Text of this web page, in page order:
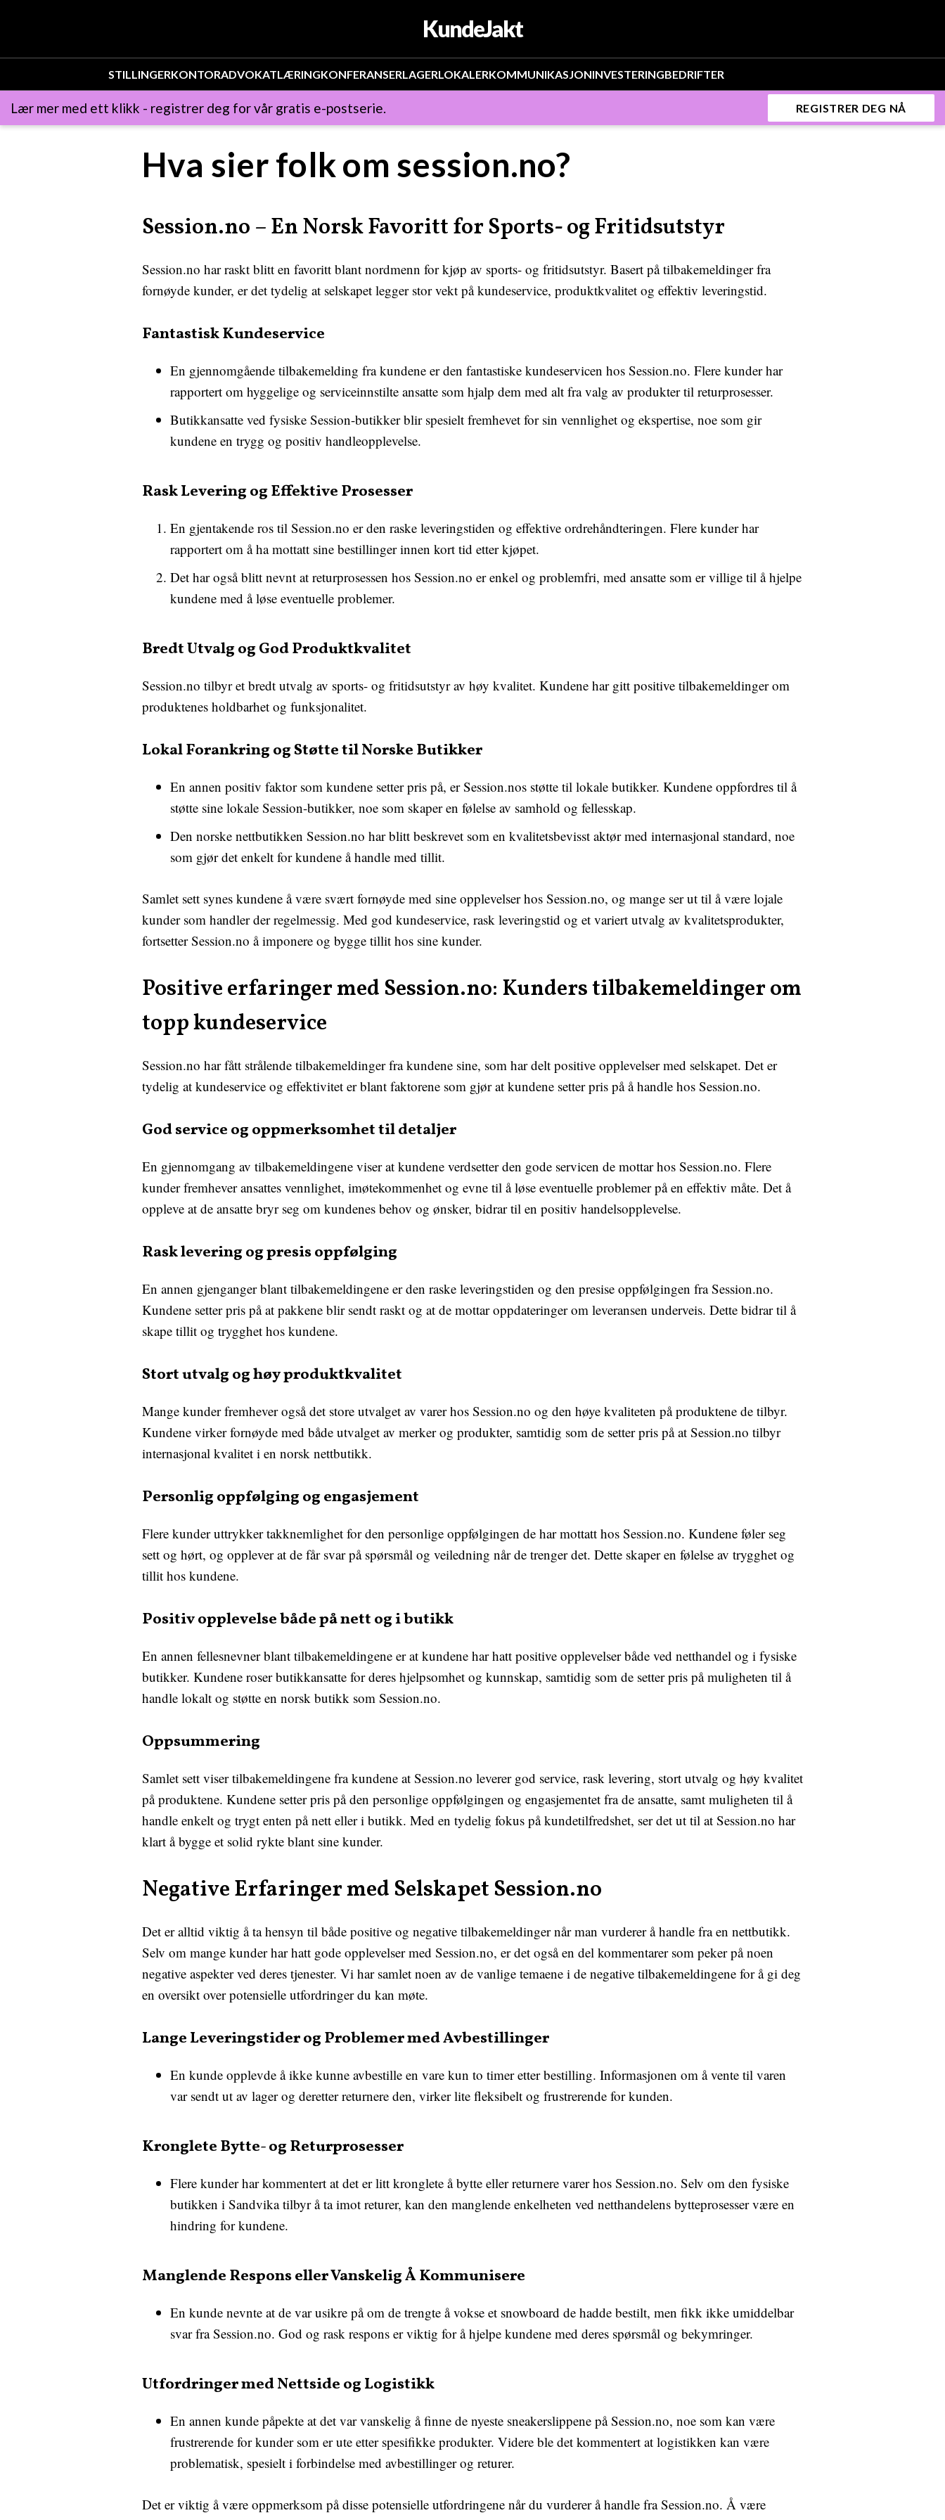
KundeJakt
STILLINGERKONTORADVOKATLÆRINGKONFERANSERLAGERLOKALERKOMMUNIKASJONINVESTERINGBEDRIFTER
Lær mer med ett klikk - registrer deg for vår gratis e-postserie. REGISTRER DEG NÅ
Hva sier folk om session.no?
Session.no – En Norsk Favoritt for Sports- og Fritidsutstyr
Session.no har raskt blitt en favoritt blant nordmenn for kjøp av sports- og fritidsutstyr. Basert på tilbakemeldinger fra
fornøyde kunder, er det tydelig at selskapet legger stor vekt på kundeservice, produktkvalitet og effektiv leveringstid.
Fantastisk Kundeservice
En gjennomgående tilbakemelding fra kundene er den fantastiske kundeservicen hos Session.no. Flere kunder har
rapportert om hyggelige og serviceinnstilte ansatte som hjalp dem med alt fra valg av produkter til returprosesser.
Butikkansatte ved fysiske Session-butikker blir spesielt fremhevet for sin vennlighet og ekspertise, noe som gir
kundene en trygg og positiv handleopplevelse.
Rask Levering og Effektive Prosesser
En gjentakende ros til Session.no er den raske leveringstiden og effektive ordrehåndteringen. Flere kunder har
rapportert om å ha mottatt sine bestillinger innen kort tid etter kjøpet.
Det har også blitt nevnt at returprosessen hos Session.no er enkel og problemfri, med ansatte som er villige til å hjelpe
kundene med å løse eventuelle problemer.
Bredt Utvalg og God Produktkvalitet
Session.no tilbyr et bredt utvalg av sports- og fritidsutstyr av høy kvalitet. Kundene har gitt positive tilbakemeldinger om
produktenes holdbarhet og funksjonalitet.
Lokal Forankring og Støtte til Norske Butikker
En annen positiv faktor som kundene setter pris på, er Session.nos støtte til lokale butikker. Kundene oppfordres til å
støtte sine lokale Session-butikker, noe som skaper en følelse av samhold og fellesskap.
Den norske nettbutikken Session.no har blitt beskrevet som en kvalitetsbevisst aktør med internasjonal standard, noe
som gjør det enkelt for kundene å handle med tillit.
Samlet sett synes kundene å være svært fornøyde med sine opplevelser hos Session.no, og mange ser ut til å være lojale
kunder som handler der regelmessig. Med god kundeservice, rask leveringstid og et variert utvalg av kvalitetsprodukter,
fortsetter Session.no å imponere og bygge tillit hos sine kunder.
Positive erfaringer med Session.no: Kunders tilbakemeldinger om
topp kundeservice
Session.no har fått strålende tilbakemeldinger fra kundene sine, som har delt positive opplevelser med selskapet. Det er
tydelig at kundeservice og effektivitet er blant faktorene som gjør at kundene setter pris på å handle hos Session.no.
God service og oppmerksomhet til detaljer
En gjennomgang av tilbakemeldingene viser at kundene verdsetter den gode servicen de mottar hos Session.no. Flere
kunder fremhever ansattes vennlighet, imøtekommenhet og evne til å løse eventuelle problemer på en effektiv måte. Det å
oppleve at de ansatte bryr seg om kundenes behov og ønsker, bidrar til en positiv handelsopplevelse.
Rask levering og presis oppfølging
En annen gjenganger blant tilbakemeldingene er den raske leveringstiden og den presise oppfølgingen fra Session.no.
Kundene setter pris på at pakkene blir sendt raskt og at de mottar oppdateringer om leveransen underveis. Dette bidrar til å
skape tillit og trygghet hos kundene.
Stort utvalg og høy produktkvalitet
Mange kunder fremhever også det store utvalget av varer hos Session.no og den høye kvaliteten på produktene de tilbyr.
Kundene virker fornøyde med både utvalget av merker og produkter, samtidig som de setter pris på at Session.no tilbyr
internasjonal kvalitet i en norsk nettbutikk.
Personlig oppfølging og engasjement
Flere kunder uttrykker takknemlighet for den personlige oppfølgingen de har mottatt hos Session.no. Kundene føler seg
sett og hørt, og opplever at de får svar på spørsmål og veiledning når de trenger det. Dette skaper en følelse av trygghet og
tillit hos kundene.
Positiv opplevelse både på nett og i butikk
En annen fellesnevner blant tilbakemeldingene er at kundene har hatt positive opplevelser både ved netthandel og i fysiske
butikker. Kundene roser butikkansatte for deres hjelpsomhet og kunnskap, samtidig som de setter pris på muligheten til å
handle lokalt og støtte en norsk butikk som Session.no.
Oppsummering
Samlet sett viser tilbakemeldingene fra kundene at Session.no leverer god service, rask levering, stort utvalg og høy kvalitet
på produktene. Kundene setter pris på den personlige oppfølgingen og engasjementet fra de ansatte, samt muligheten til å
handle enkelt og trygt enten på nett eller i butikk. Med en tydelig fokus på kundetilfredshet, ser det ut til at Session.no har
klart å bygge et solid rykte blant sine kunder.
Negative Erfaringer med Selskapet Session.no
Det er alltid viktig å ta hensyn til både positive og negative tilbakemeldinger når man vurderer å handle fra en nettbutikk.
Selv om mange kunder har hatt gode opplevelser med Session.no, er det også en del kommentarer som peker på noen
negative aspekter ved deres tjenester. Vi har samlet noen av de vanlige temaene i de negative tilbakemeldingene for å gi deg
en oversikt over potensielle utfordringer du kan møte.
Lange Leveringstider og Problemer med Avbestillinger
En kunde opplevde å ikke kunne avbestille en vare kun to timer etter bestilling. Informasjonen om å vente til varen
var sendt ut av lager og deretter returnere den, virker lite fleksibelt og frustrerende for kunden.
Kronglete Bytte- og Returprosesser
Flere kunder har kommentert at det er litt kronglete å bytte eller returnere varer hos Session.no. Selv om den fysiske
butikken i Sandvika tilbyr å ta imot returer, kan den manglende enkelheten ved netthandelens bytteprosesser være en
hindring for kundene.
Manglende Respons eller Vanskelig Å Kommunisere
En kunde nevnte at de var usikre på om de trengte å vokse et snowboard de hadde bestilt, men fikk ikke umiddelbar
svar fra Session.no. God og rask respons er viktig for å hjelpe kundene med deres spørsmål og bekymringer.
Utfordringer med Nettside og Logistikk
En annen kunde påpekte at det var vanskelig å finne de nyeste sneakerslippene på Session.no, noe som kan være
frustrerende for kunder som er ute etter spesifikke produkter. Videre ble det kommentert at logistikken kan være
problematisk, spesielt i forbindelse med avbestillinger og returer.
Det er viktig å være oppmerksom på disse potensielle utfordringene når du vurderer å handle fra Session.no. Å være